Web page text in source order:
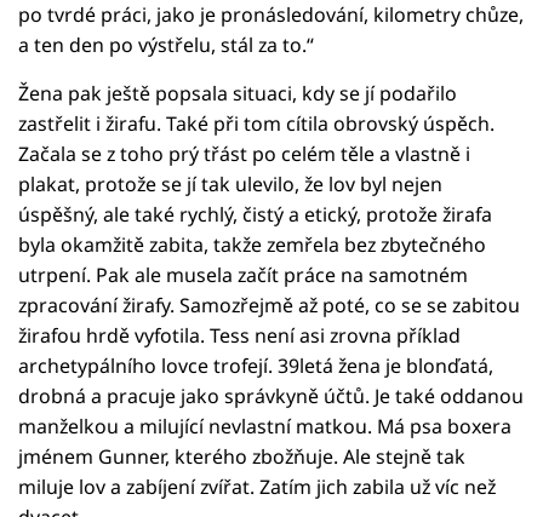
po tvrdé práci, jako je pronásledování, kilometry chůze,
a ten den po výstřelu, stál za to.“
Žena pak ještě popsala situaci, kdy se jí podařilo
zastřelit i žirafu. Také při tom cítila obrovský úspěch.
Začala se z toho prý třást po celém těle a vlastně i
plakat, protože se jí tak ulevilo, že lov byl nejen
úspěšný, ale také rychlý, čistý a etický, protože žirafa
byla okamžitě zabita, takže zemřela bez zbytečného
utrpení. Pak ale musela začít práce na samotném
zpracování žirafy. Samozřejmě až poté, co se se zabitou
žirafou hrdě vyfotila. Tess není asi zrovna příklad
archetypálního lovce trofejí. 39letá žena je blonďatá,
drobná a pracuje jako správkyně účtů. Je také oddanou
manželkou a milující nevlastní matkou. Má psa boxera
jménem Gunner, kterého zbožňuje. Ale stejně tak
miluje lov a zabíjení zvířat. Zatím jich zabila už víc než